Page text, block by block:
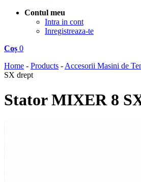
Contul meu
Intra in cont
Inregistreaza-te
Coș 0
Home - Products - Accesorii Masini de
SX drept
Stator MIXER 8